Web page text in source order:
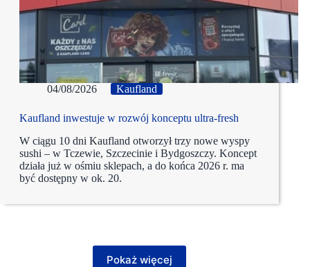
04/08/2026 Kaufland
Kaufland inwestuje w rozwój konceptu ultra-fresh
W ciągu 10 dni Kaufland otworzył trzy nowe wyspy
sushi – w Tczewie, Szczecinie i Bydgoszczy. Koncept
działa już w ośmiu sklepach, a do końca 2026 r. ma
być dostępny w ok. 20.
Pokaż więcej